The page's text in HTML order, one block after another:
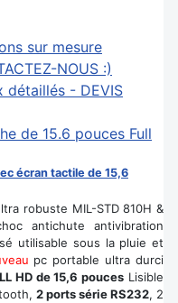
sur mesure
NOUS :)
détaillés - DEVIS
écran tactile de 15,6
robuste MIL-STD 810H &
antichute antivibration
utilisable sous la pluie et
pc portable ultra durci
HD de 15,6 pouces Lisible
2 ports série RS232, 2